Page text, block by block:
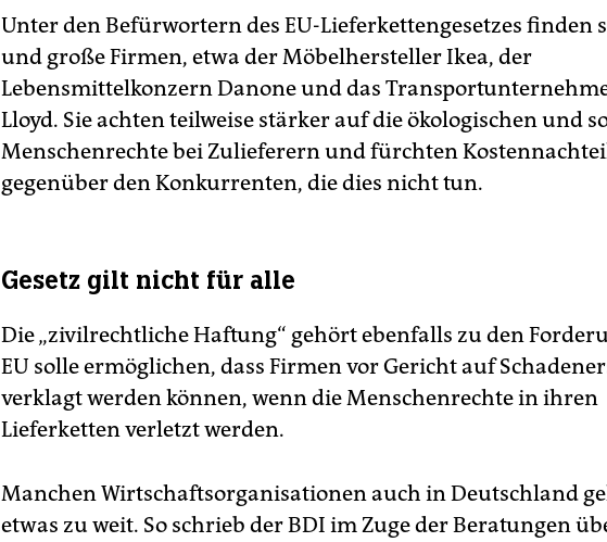
Unter den Befürwortern des EU-Lieferkettengesetzes finden
und große Firmen, etwa der Möbelhersteller Ikea, der
Lebensmittelkonzern Danone und das
Lloyd. Sie achten teilweise stärker auf die ökologischen und
Menschenrechte bei Zulieferern und fürchten
gegenüber den Konkurrenten, die dies nicht tun.
Gesetz gilt nicht für alle
Die „zivilrechtliche Haftung“ gehört ebenfalls zu den
EU solle ermöglichen, dass Firmen vor Gericht auf
verklagt werden können, wenn die Menschenrechte in ihren
Lieferketten verletzt werden.
Manchen Wirtschaftsorganisationen auch in Deutschland
etwas zu weit. So schrieb der BDI im Zuge der Beratungen